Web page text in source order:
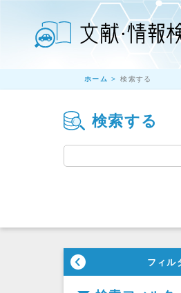
ホーム 検索する
検索する
フィル